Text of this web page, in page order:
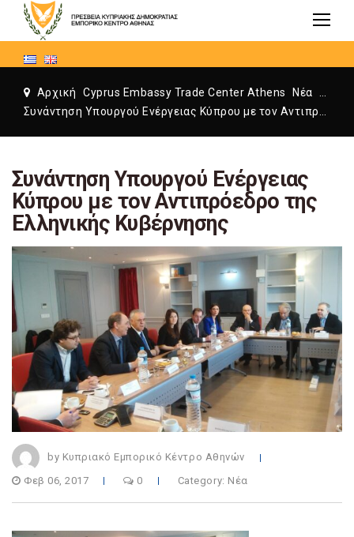
Αρχική Cyprus Embassy Trade Center Athens Νέα
Συνάντηση Υπουργού Ενέργειας
Κύπρου με τον Αντιπρόεδρο της
Ελληνικής Κυβέρνησης
by Κυπριακό Εμπορικό Κέντρο Αθηνών
Φεβ 06, 2017 0 Category: Νέα